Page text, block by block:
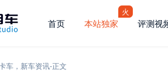
首页 本站独家
火
评测视
车 ， 新车资讯-正文